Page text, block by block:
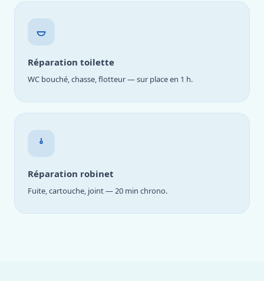
Réparation toilette
WC bouché, chasse, flotteur — sur place en 1 h.
Réparation robinet
Fuite, cartouche, joint — 20 min chrono.